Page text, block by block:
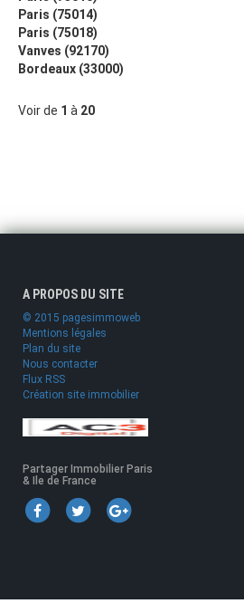
Paris (75014)
Paris (75018)
Vanves (92170)
Bordeaux (33000)
Voir de 1 à 20
A PROPOS DU SITE
© 2015 pagesimmoweb
Mentions légales
Plan du site
Nous contacter
Flux RSS
Création site immobilier
Partager Immobilier Paris
& Ile de France